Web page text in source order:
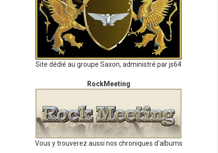
Site dédié au groupe Saxon, administré par js64
RockMeeting
Vous y trouverez aussi nos chroniques d'albums